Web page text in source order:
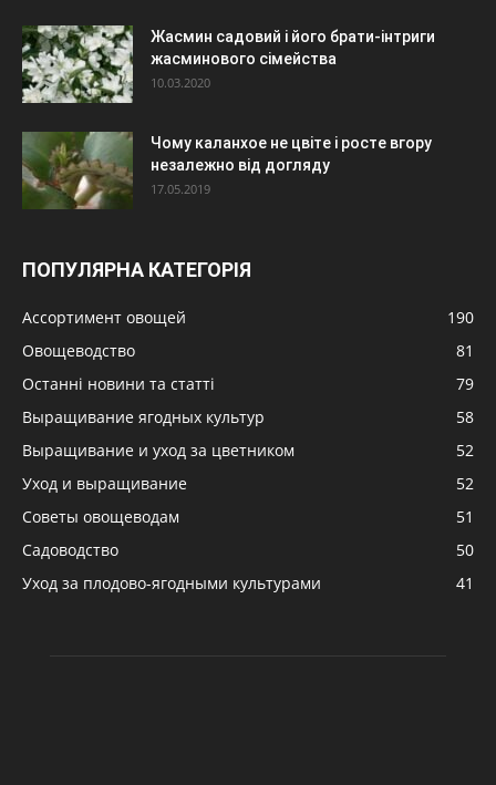
Жасмин садовий і його брати-інтриги
жасминового сімейства
10.03.2020
Чому каланхое не цвіте і росте вгору
незалежно від догляду
17.05.2019
ПОПУЛЯРНА КАТЕГОРІЯ
Ассортимент овощей
190
Овощеводство
81
Останні новини та статті
79
Выращивание ягодных культур
58
Выращивание и уход за цветником
52
Уход и выращивание
52
Советы овощеводам
51
Садоводство
50
Уход за плодово-ягодными культурами
41